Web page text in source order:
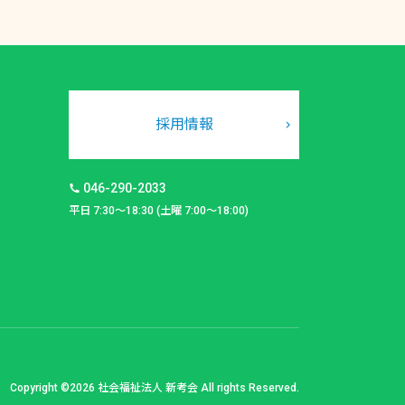
採用情報
046-290-2033
平日 7:30～18:30 (土曜 7:00～18:00)
Copyright ©2026 社会福祉法人 新考会 All rights Reserved.